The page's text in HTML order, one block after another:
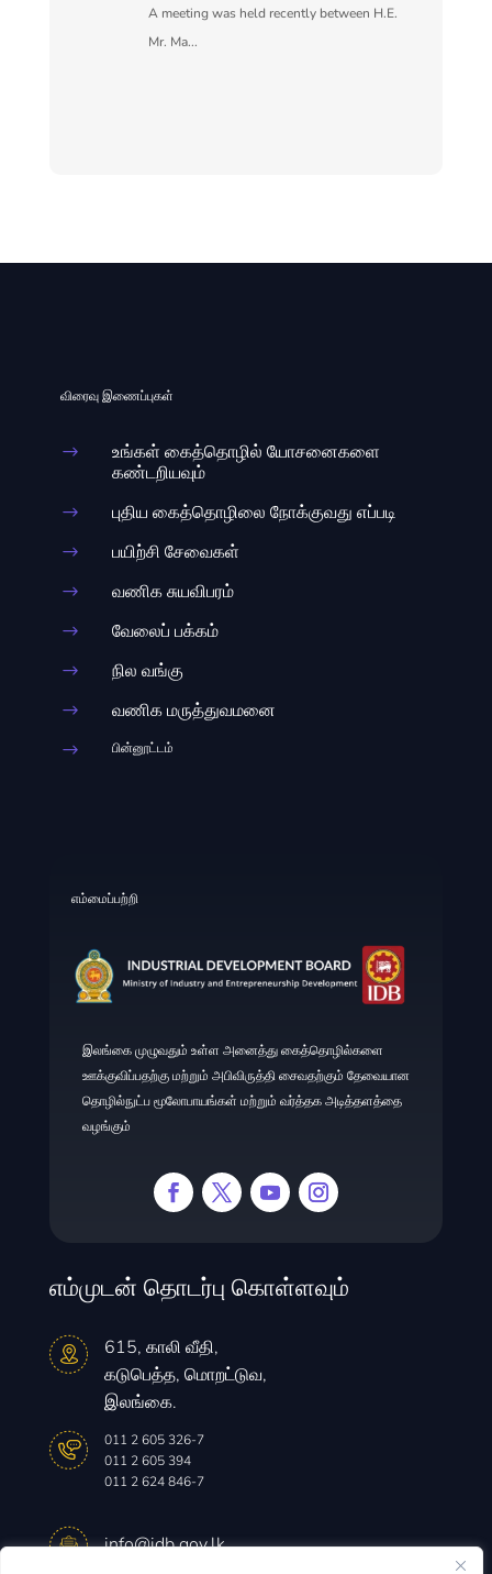
A meeting was held recently between H.E.
Mr. Ma...
விரைவு இணைப்புகள்
$
உங்கள் கைத்தொழில் யோசனைகளை
கண்டறியவும்
$ புதிய கைத்தொழிலை நோக்குவது எப்படி
$ பயிற்சி சேவைகள்
$ வணிக சுயவிபரம்‌
$ வேலைப்‌ பக்கம்‌
$ நில வங்கு
$ வணிக மருத்துவமனை
$ பின்னூட்டம்
எம்மைப்பற்றி
இலங்கை முழுவதும் உள்ள அனைத்து கைத்தொழில்களை
ஊக்குவிப்பதற்கு மற்றும் அபிவிருத்தி சைவதற்கும் தேவையான
தொழில்நுட்ப மூலோபாயங்கள் மற்றும் வர்த்தக அடித்தளத்தை
வழங்கும்
எம்முடன் தொடர்பு கொள்ளவும்
615, காலி வீதி,
கடுபெத்த, மொறட்டுவ,
இலங்கை.
011 2 605 326-7
011 2 605 394
011 2 624 846-7
info@idb.gov.lk